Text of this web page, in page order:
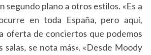
segundo plano a otros estilos. «Es a
en toda España, pero aquí,
oferta de conciertos que podemos
salas, se nota más». «Desde Moody